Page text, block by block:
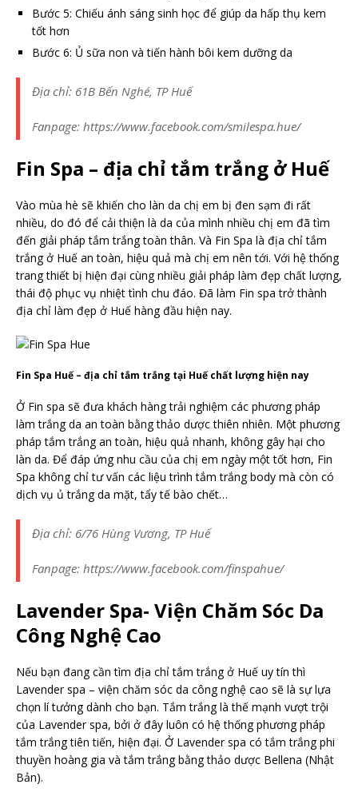
Bước 5: Chiếu ánh sáng sinh học để giúp da hấp thụ kem
tốt hơn
Bước 6: Ủ sữa non và tiến hành bôi kem dưỡng da
Địa chỉ: 61B Bến Nghé, TP Huế
Fanpage: https://www.facebook.com/smilespa.hue/
Fin Spa – địa chỉ tắm trắng ở Huế
Vào mùa hè sẽ khiến cho làn da chị em bị đen sạm đi rất
nhiều, do đó để cải thiện là da của mình nhiều chị em đã tìm
đến giải pháp tắm trắng toàn thân. Và Fin Spa là địa chỉ tắm
trắng ở Huế an toàn, hiệu quả mà chị em nên tới. Với hệ thống
trang thiết bị hiện đại cùng nhiều giải pháp làm đẹp chất lượng,
thái độ phục vụ nhiệt tình chu đáo. Đã làm Fin spa trở thành
địa chỉ làm đẹp ở Huế hàng đầu hiện nay.
Fin Spa Huế – địa chỉ tắm trắng tại Huế chất lượng hiện nay
Ở Fin spa sẽ đưa khách hàng trải nghiệm các phương pháp
làm trắng da an toàn bằng thảo dược thiên nhiên. Một phương
pháp tắm trắng an toàn, hiệu quả nhanh, không gây hại cho
làn da. Để đáp ứng nhu cầu của chị em ngày một tốt hơn, Fin
Spa không chỉ tư vấn các liệu trình tắm trắng body mà còn có
dịch vụ ủ trắng da mặt, tẩy tế bào chết…
Địa chỉ: 6/76 Hùng Vương, TP Huế
Fanpage: https://www.facebook.com/finspahue/
Lavender Spa- Viện Chăm Sóc Da
Công Nghệ Cao
Nếu bạn đang cần tìm địa chỉ tắm trắng ở Huế uy tín thì
Lavender spa – viện chăm sóc da công nghệ cao sẽ là sự lựa
chọn lí tưởng dành cho bạn. Tắm trắng là thế mạnh vượt trội
của Lavender spa, bởi ở đây luôn có hệ thống phương pháp
tắm trắng tiên tiến, hiện đại. Ở Lavender spa có tắm trắng phi
thuyền hoàng gia và tắm trắng bằng thảo dược Bellena (Nhật
Bản).